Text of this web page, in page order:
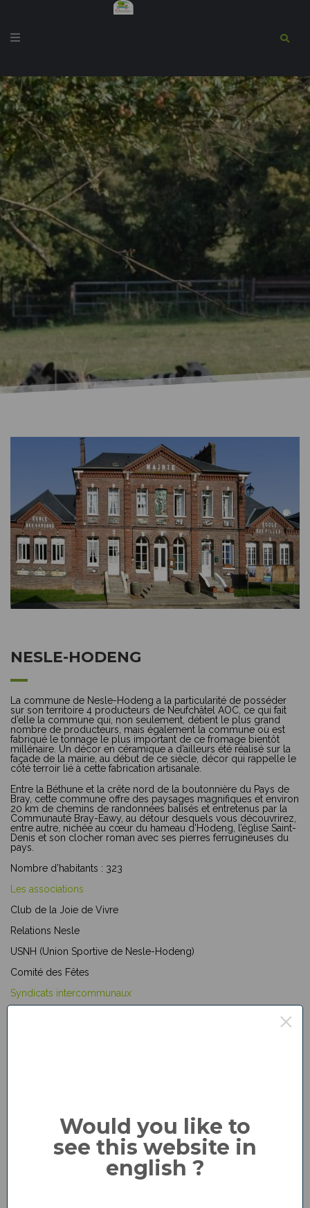
NESLE-HODENG
La commune de Nesle-Hodeng a la particularité de posséder
sur son territoire 4 producteurs de Neufchâtel AOC, ce qui fait
d’elle la commune qui, non seulement, détient le plus grand
nombre de producteurs, mais également la commune où est
fabriqué le tonnage le plus important de ce fromage bientôt
millénaire. Un décor en céramique a d’ailleurs été réalisé sur la
façade de la mairie, au début de ce siècle, décor qui rappelle le
côté terroir lié à cette fabrication artisanale.
Entre la Béthune et la crête nord de la boutonnière du Pays de
Bray, cette commune offre des paysages magnifiques et environ
20 km de chemins de randonnées balisés et entretenus par la
Communauté Bray-Eawy, au détour desquels vous découvrirez,
entre autre, nichée au cœur du hameau d’Hodeng, l’église Saint-
Denis et son clocher roman avec ses pierres ferrugineuses du
pays.
Nombre d’habitants : 323
Les associations
Club de la Joie de Vivre
Relations Nesle
USNH (Union Sportive de Nesle-Hodeng)
Comité des Fêtes
Syndicats intercommunaux
Syndicat de Bassin Versant de l’Arques (Neufchâtel-en-Bray)
NESLE-HODENG – 76270
451, rue du Centre
Téléphone : 02.32.97.13.38
Would you like to
see this website in
english ?
×